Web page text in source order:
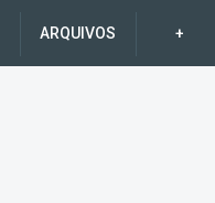
ARQUIVOS +